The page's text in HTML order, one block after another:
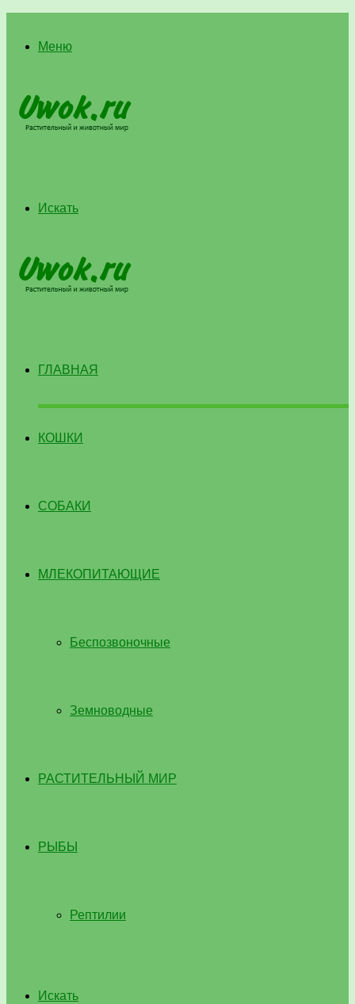
Меню
Искать
ГЛАВНАЯ
КОШКИ
СОБАКИ
МЛЕКОПИТАЮЩИЕ
Беспозвоночные
Земноводные
РАСТИТЕЛЬНЫЙ МИР
РЫБЫ
Рептилии
Искать